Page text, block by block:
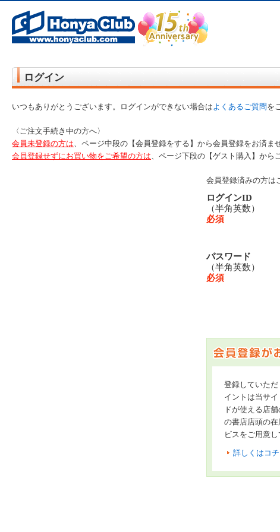
ログイン
いつもありがとうございます。ログインができない場合はよくあるご質問を
〈ご注文手続き中の方へ〉
会員未登録の方は、ページ中段の【会員登録をする】から会員登録をお済ま
会員登録せずにお買い物をご希望の方は、ページ下段の【ゲスト購入】から
会員登録済みの方は
ログインID
（半角英数）
必須
パスワード
（半角英数）
必須
登録していた
イントは当サ
ドが使える店
の書店店頭の
ビスをご用意し
詳しくはコチ